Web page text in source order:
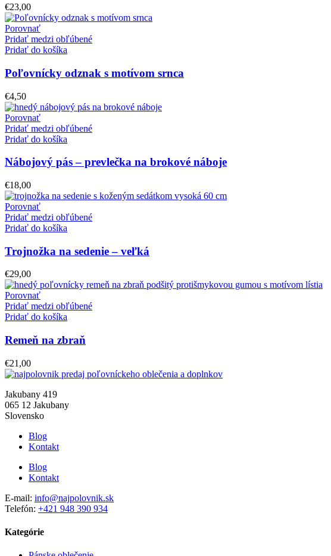
€23,00
Porovnať
Pridať medzi obľúbené
Pridať do košíka
Poľovnícky odznak s motívom srnca
€4,50
Porovnať
Pridať medzi obľúbené
Pridať do košíka
Nábojový pás – prevlečka na brokové náboje
€18,00
Porovnať
Pridať medzi obľúbené
Pridať do košíka
Trojnožka na sedenie – veľká
€29,00
Porovnať
Pridať medzi obľúbené
Pridať do košíka
Remeň na zbraň
€21,00
Jakubany 419
065 12 Jakubany
Slovensko
Blog
Kontakt
Blog
Kontakt
E-mail: info@najpolovnik.sk
Telefón: +421 948 390 934
Kategórie